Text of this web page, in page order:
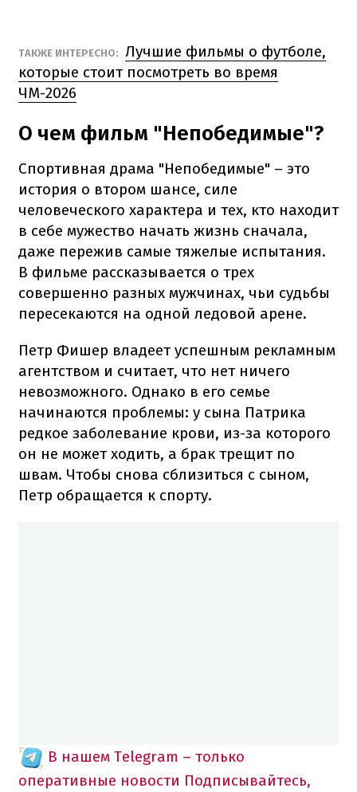
ТАКЖЕ ИНТЕРЕСНО: Лучшие фильмы о футболе,
которые стоит посмотреть во время
ЧМ-2026
О чем фильм "Непобедимые"?
Спортивная драма "Непобедимые" – это
история о втором шансе, силе
человеческого характера и тех, кто находит
в себе мужество начать жизнь сначала,
даже пережив самые тяжелые испытания.
В фильме рассказывается о трех
совершенно разных мужчинах, чьи судьбы
пересекаются на одной ледовой арене.
Петр Фишер владеет успешным рекламным
агентством и считает, что нет ничего
невозможного. Однако в его семье
начинаются проблемы: у сына Патрика
редкое заболевание крови, из-за которого
он не может ходить, а брак трещит по
швам. Чтобы снова сблизиться с сыном,
Петр обращается к спорту.
В нашем Telegram – только
оперативные новости Подписывайтесь,